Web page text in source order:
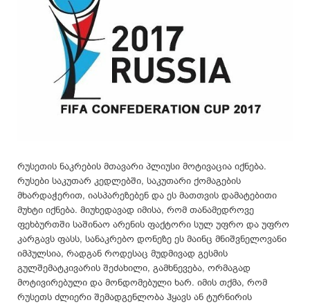
რუსეთის ნაკრების მთავარი პლიუსი მოტივაცია იქნება.
რუსები საკუთარ კედლებში, საკუთარი ქომაგების
მხარდაჭერით, იასპარეზებენ და ეს მათთვის დამატებითი
მუხტი იქნება. მიუხედავად იმისა, რომ თანამედროვე
ფეხბურთში საშინაო არენის ფაქტორი სულ უფრო და უფრო
კარგავს ფასს, სანაკრებო დონეზე ეს მაინც მნიშვნელოვანი
იმპულსია, რადგან როდესაც მუდმივად გესმის
გულშემატკივარის შეძახილი, გამხნევება, ორმაგად
მოტივირებული და მონდომებული ხარ. იმის თქმა, რომ
რუსეთს ძლიერი შემადგენლობა ჰყავს ან ტურნირის